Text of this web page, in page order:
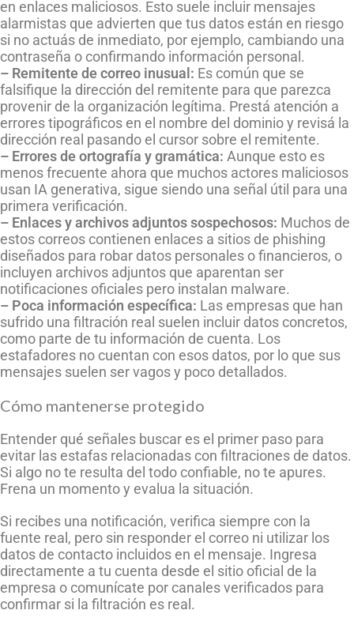
en enlaces maliciosos. Esto suele incluir mensajes
alarmistas que advierten que tus datos están en riesgo
si no actuás de inmediato, por ejemplo, cambiando una
contraseña o confirmando información personal.
– Remitente de correo inusual: Es común que se
falsifique la dirección del remitente para que parezca
provenir de la organización legítima. Prestá atención a
errores tipográficos en el nombre del dominio y revisá la
dirección real pasando el cursor sobre el remitente.
– Errores de ortografía y gramática: Aunque esto es
menos frecuente ahora que muchos actores maliciosos
usan IA generativa, sigue siendo una señal útil para una
primera verificación.
– Enlaces y archivos adjuntos sospechosos: Muchos de
estos correos contienen enlaces a sitios de phishing
diseñados para robar datos personales o financieros, o
incluyen archivos adjuntos que aparentan ser
notificaciones oficiales pero instalan malware.
– Poca información específica: Las empresas que han
sufrido una filtración real suelen incluir datos concretos,
como parte de tu información de cuenta. Los
estafadores no cuentan con esos datos, por lo que sus
mensajes suelen ser vagos y poco detallados.
Cómo mantenerse protegido
Entender qué señales buscar es el primer paso para
evitar las estafas relacionadas con filtraciones de datos.
Si algo no te resulta del todo confiable, no te apures.
Frena un momento y evalua la situación.
Si recibes una notificación, verifica siempre con la
fuente real, pero sin responder el correo ni utilizar los
datos de contacto incluidos en el mensaje. Ingresa
directamente a tu cuenta desde el sitio oficial de la
empresa o comunícate por canales verificados para
confirmar si la filtración es real.